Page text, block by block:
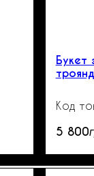
Букет
5 800